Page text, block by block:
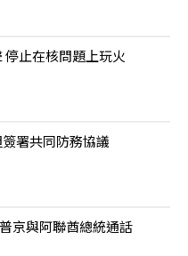
止在核問題上玩火
署共同防務協議
京與阿聯酋總統通話